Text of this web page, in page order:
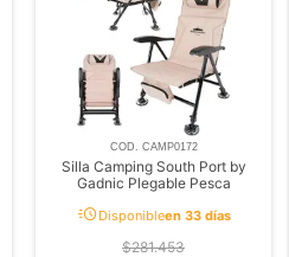
COD. CAMP0172
Silla Camping South Port by
Gadnic Plegable Pesca
acuteDisponibleen 33 días
$281.453